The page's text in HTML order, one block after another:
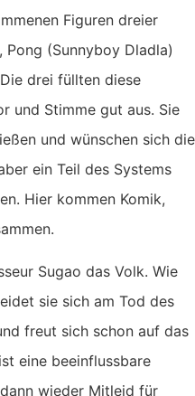
Figuren dreier
(Sunnyboy Dladla)
drei füllten diese
und Stimme gut aus. Sie
und wünschen sich die
ein Teil des Systems
Hier kommen Komik,
Sugao das Volk. Wie
sie sich am Tod des
freut sich schon auf das
eine beeinflussbare
wieder Mitleid für